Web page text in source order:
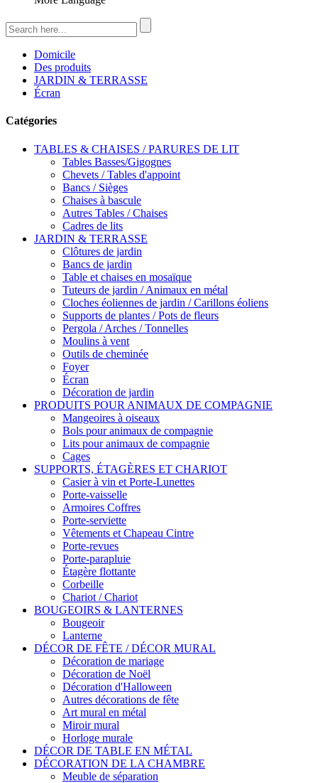
Domicile
Des produits
JARDIN & TERRASSE
Écran
Catégories
TABLES & CHAISES / PARURES DE LIT
Tables Basses/Gigognes
Chevets / Tables d'appoint
Bancs / Sièges
Chaises à bascule
Autres Tables / Chaises
Cadres de lits
JARDIN & TERRASSE
Clôtures de jardin
Bancs de jardin
Table et chaises en mosaïque
Tuteurs de jardin / Animaux en métal
Cloches éoliennes de jardin / Carillons éoliens
Supports de plantes / Pots de fleurs
Pergola / Arches / Tonnelles
Moulins à vent
Outils de cheminée
Foyer
Écran
Décoration de jardin
PRODUITS POUR ANIMAUX DE COMPAGNIE
Mangeoires à oiseaux
Bols pour animaux de compagnie
Lits pour animaux de compagnie
Cages
SUPPORTS, ÉTAGÈRES ET CHARIOT
Casier à vin et Porte-Lunettes
Porte-vaisselle
Armoires Coffres
Porte-serviette
Vêtements et Chapeau Cintre
Porte-revues
Porte-parapluie
Étagère flottante
Corbeille
Chariot / Chariot
BOUGEOIRS & LANTERNES
Bougeoir
Lanterne
DÉCOR DE FÊTE / DÉCOR MURAL
Décoration de mariage
Décoration de Noël
Décoration d'Halloween
Autres décorations de fête
Art mural en métal
Miroir mural
Horloge murale
DÉCOR DE TABLE EN MÉTAL
DÉCORATION DE LA CHAMBRE
Meuble de séparation